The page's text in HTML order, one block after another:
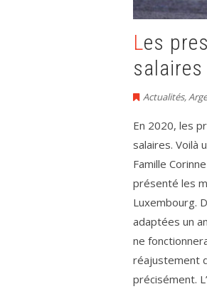
Les prestations familiales bientôt adaptées aux
salaires
Actualités,
En 2020, les
salaires. Voilà
Famille
présenté les
Luxembourg.
adaptées un
ne
réajustement
précisément.